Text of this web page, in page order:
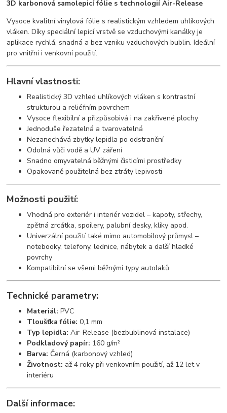
3D karbonová samolepicí fólie s technologií Air-Release
Vysoce kvalitní vinylová fólie s realistickým vzhledem uhlíkových
vláken. Díky speciální lepicí vrstvě se vzduchovými kanálky je
aplikace rychlá, snadná a bez vzniku vzduchových bublin. Ideální
pro vnitřní i venkovní použití.
Hlavní vlastnosti:
Realistický 3D vzhled uhlíkových vláken s kontrastní
strukturou a reliéfním povrchem
Vysoce flexibilní a přizpůsobivá i na zakřivené plochy
Jednoduše řezatelná a tvarovatelná
Nezanechává zbytky lepidla po odstranění
Odolná vůči vodě a UV záření
Snadno omyvatelná běžnými čisticími prostředky
Opakovaně použitelná bez ztráty lepivosti
Možnosti použití:
Vhodná pro exteriér i interiér vozidel – kapoty, střechy,
zpětná zrcátka, spoilery, palubní desky, kliky apod.
Univerzální použití také mimo automobilový průmysl –
notebooky, telefony, lednice, nábytek a další hladké
povrchy
Kompatibilní se všemi běžnými typy autolaků
Technické parametry:
Materiál: PVC
Tloušťka fólie: 0,1 mm
Typ lepidla: Air-Release (bezbublinová instalace)
Podkladový papír: 160 g/m²
Barva: Černá (karbonový vzhled)
Životnost: až 4 roky při venkovním použití, až 12 let v
interiéru
Další informace: